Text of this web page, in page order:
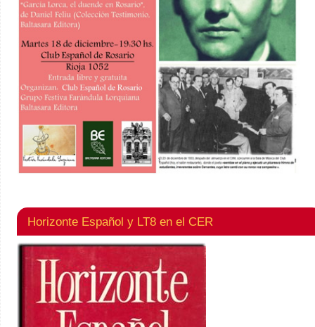
Horizonte Español y LT8 en el CER